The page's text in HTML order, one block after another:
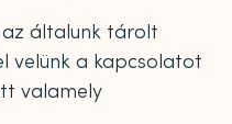
általunk tárolt
velünk a kapcsolatot
valamely